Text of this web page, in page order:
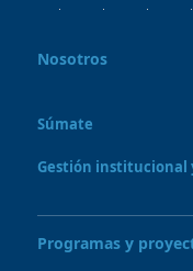
Nosotros
¿Qué hacemos?
Consejo directivo y
Súmate
Gestión institucional
Programas y